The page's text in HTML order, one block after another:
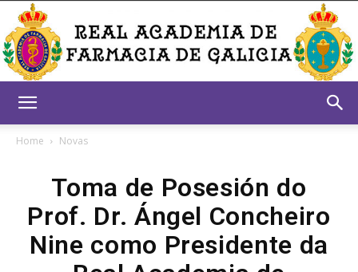
Academia
Home Novas
Toma de Posesión do
Prof. Dr. Ángel Concheiro
Nine como Presidente da